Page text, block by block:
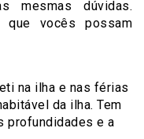
mesmas dúvidas.
que vocês possam
na ilha e nas férias
da ilha. Tem
profundidades e a